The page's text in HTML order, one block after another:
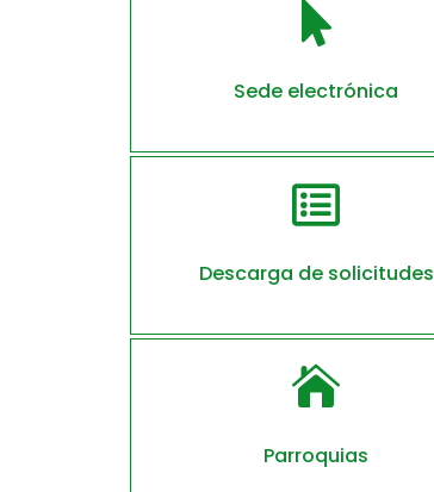

Sede electrónica

Descarga de solicitudes

Parroquias